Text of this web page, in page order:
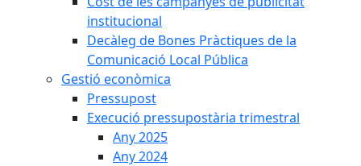
institucional
Decàleg de Bones Pràctiques de la
Comunicació Local Pública
Gestió econòmica
Pressupost
Execució pressupostària trimestral
Any 2025
Any 2024